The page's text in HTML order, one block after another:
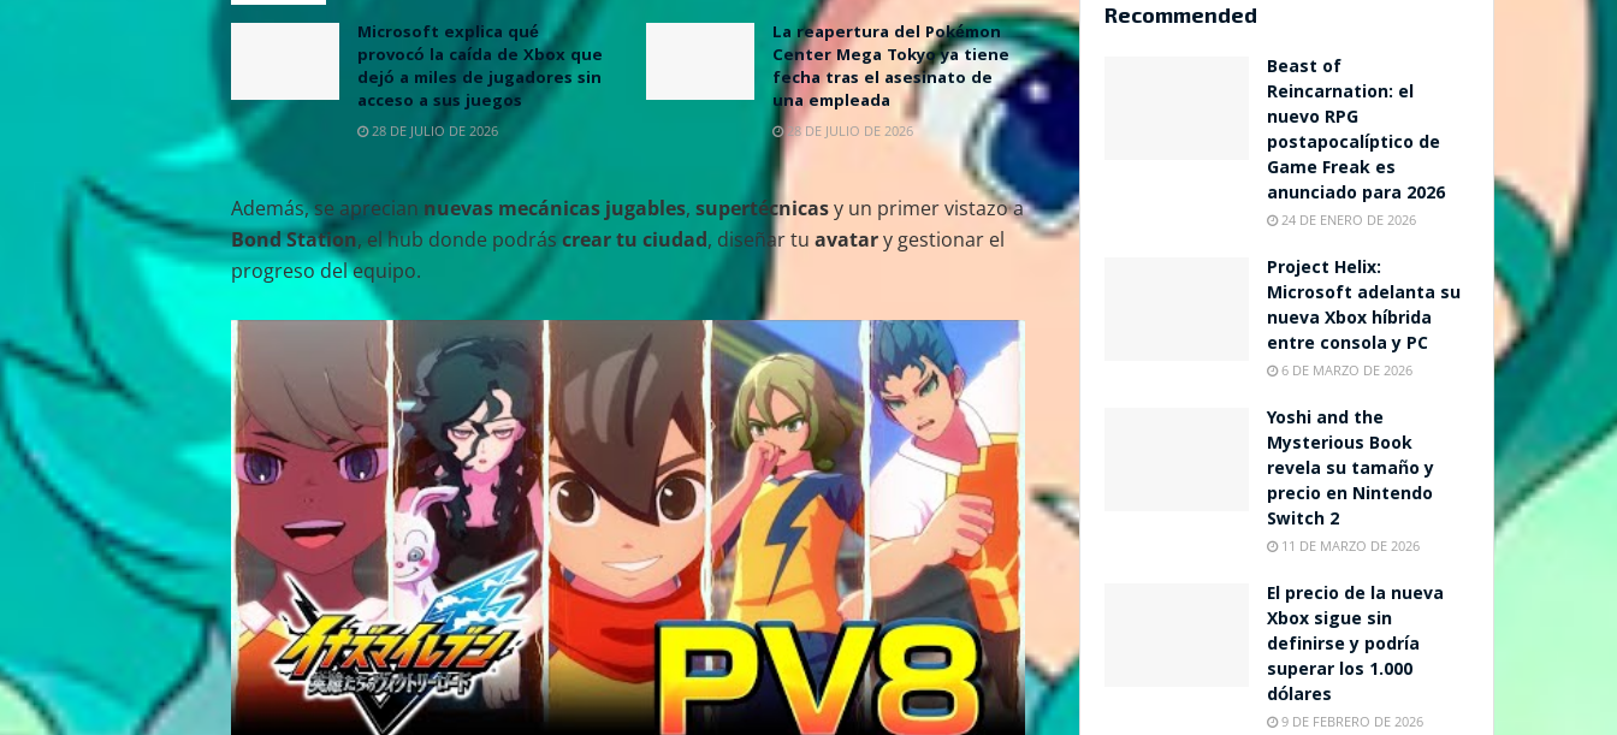
Microsoft explica qué
provocó la caída de Xbox que
dejó a miles de jugadores sin
acceso a sus juegos
28 DE JULIO DE 2026
La reapertura del Pokémon
Center Mega Tokyo ya tiene
fecha tras el asesinato de
una empleada
28 DE JULIO DE 2026
Además, se aprecian nuevas mecánicas jugables, supertécnicasy un primer vistazo a
Bond Station, el hub donde podrás crear tu ciudad, diseñar tu avatary gestionar el
progreso del equipo.
Recommended
Beast of
Reincarnation: el
nuevo RPG
postapocalíptico de
Game Freak es
anunciado para 2026
24 DE ENERO DE 2026
Project Helix:
Microsoft adelanta su
nueva Xbox híbrida
entre consola y PC
6 DE MARZO DE 2026
Yoshi and the
Mysterious Book
revela su tamaño y
precio en Nintendo
Switch 2
11 DE MARZO DE 2026
El precio de la nueva
Xbox sigue sin
definirse y podría
superar los 1.000
dólares
9 DE FEBRERO DE 2026